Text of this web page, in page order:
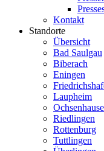
Kontakt
Standorte
Übersicht
Bad Saulgau
Biberach
Eningen
Laupheim
Riedlingen
Rottenburg
Tuttlingen